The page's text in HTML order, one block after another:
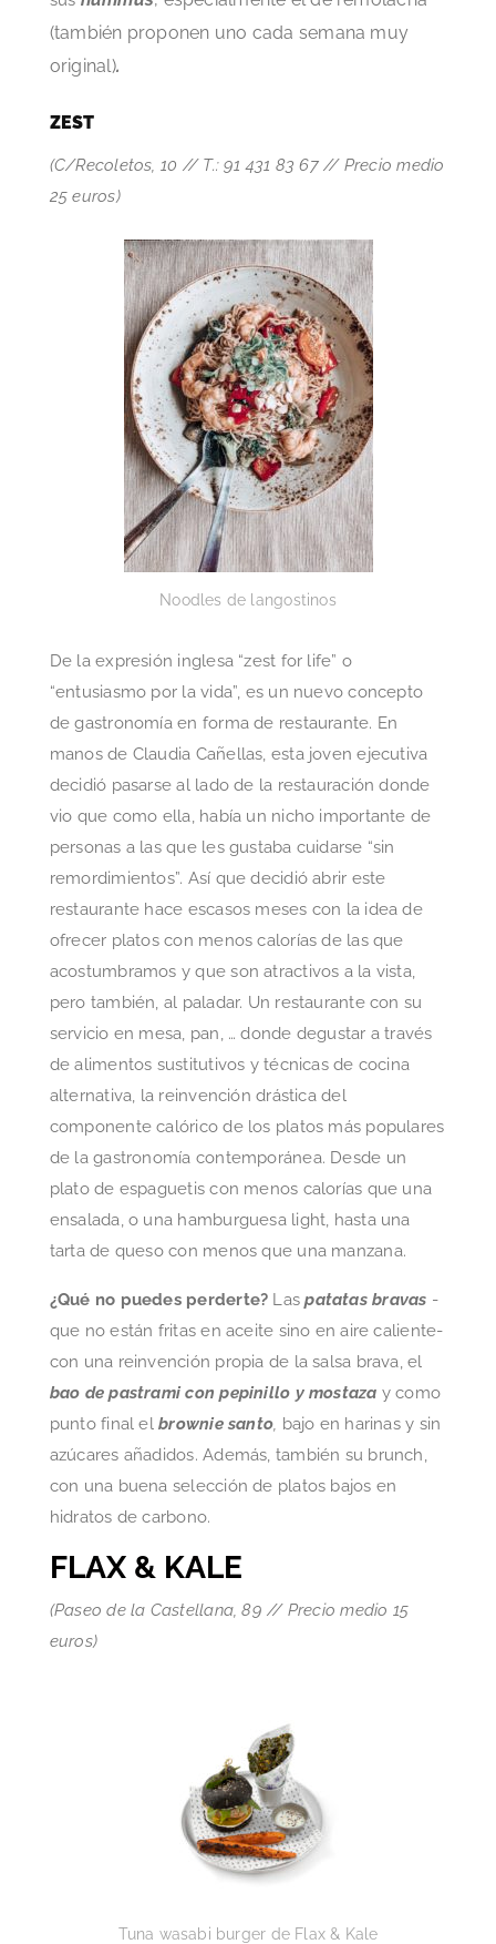
(también proponen uno cada semana muy
original).
ZEST
(C/Recoletos, 10 // T.: 91 431 83 67 // Precio medio
25 euros)
Noodles de langostinos
De la expresión inglesa “zest for life” o
“entusiasmo por la vida”, es un nuevo concepto
de gastronomía en forma de restaurante. En
manos de Claudia Cañellas, esta joven ejecutiva
decidió pasarse al lado de la restauración donde
vio que como ella, había un nicho importante de
personas a las que les gustaba cuidarse “sin
remordimientos”. Así que decidió abrir este
restaurante hace escasos meses con la idea de
ofrecer platos con menos calorías de las que
acostumbramos y que son atractivos a la vista,
pero también, al paladar. Un restaurante con su
servicio en mesa, pan, … donde degustar a través
de alimentos sustitutivos y técnicas de cocina
alternativa, la reinvención drástica del
componente calórico de los platos más populares
de la gastronomía contemporánea. Desde un
plato de espaguetis con menos calorías que una
ensalada, o una hamburguesa light, hasta una
tarta de queso con menos que una manzana.
¿Qué no puedes perderte? Laspatatas bravas -
que no están fritas en aceite sino en aire caliente-
con una reinvención propia de la salsa brava, el
bao de pastrami con pepinillo y mostaza y como
punto final elbrownie santo, bajo en harinas y sin
azúcares añadidos. Además, también su brunch,
con una buena selección de platos bajos en
hidratos de carbono.
FLAX & KALE
(Paseo de la Castellana, 89 // Precio medio 15
euros)
Tuna wasabi burger de Flax & Kale